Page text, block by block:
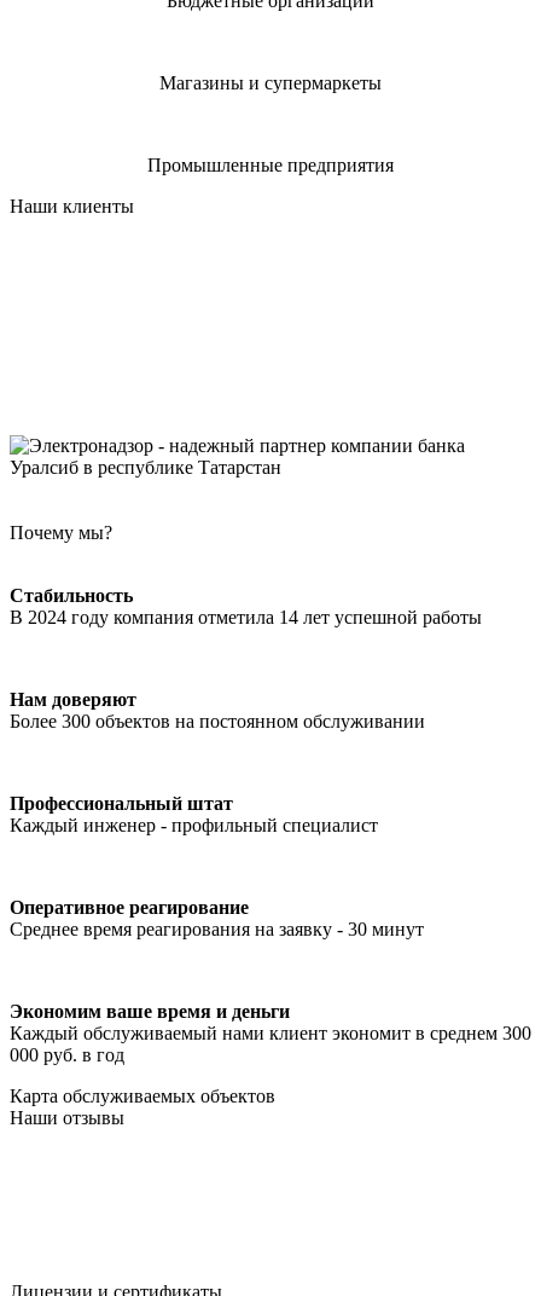
Магазины и супермаркеты
Промышленные предприятия
Наши клиенты
Почему мы?
Стабильность
В 2024 году компания отметила 14 лет успешной работы
Нам доверяют
Более 300 объектов на постоянном обслуживании
Профессиональный штат
Каждый инженер - профильный специалист
Оперативное реагирование
Среднее время реагирования на заявку - 30 минут
Экономим ваше время и деньги
Каждый обслуживаемый нами клиент экономит в среднем 300
000 руб. в год
Карта обслуживаемых объектов
Наши отзывы